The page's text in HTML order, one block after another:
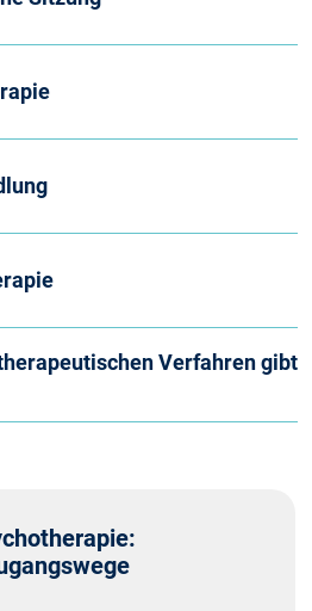
Verfahren gibt